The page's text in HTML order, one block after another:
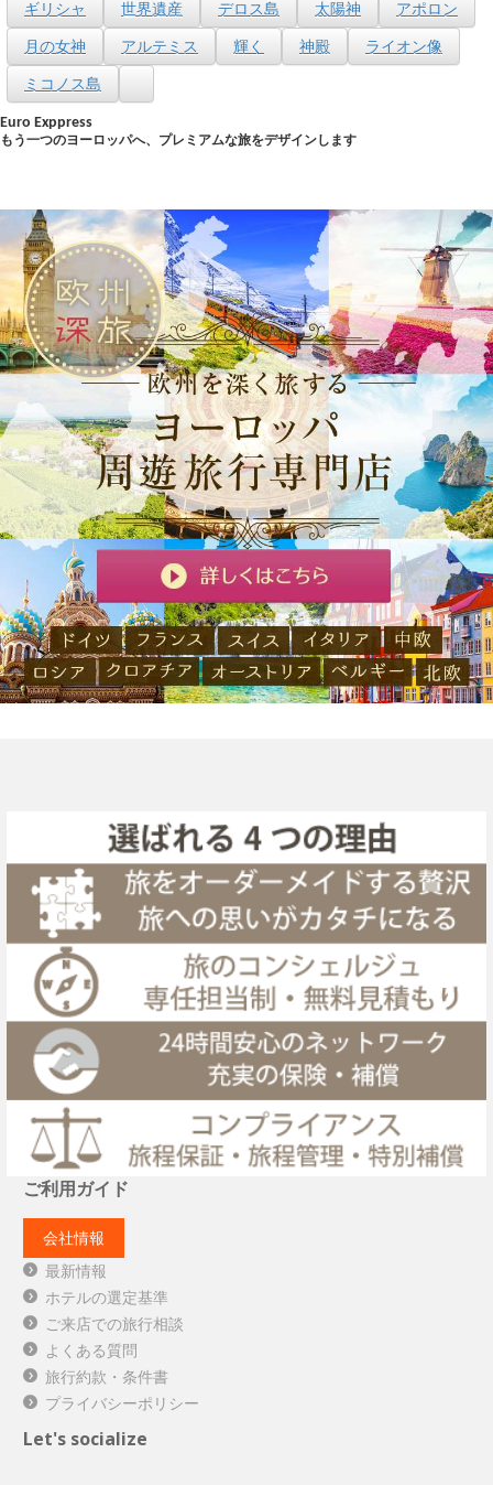
ギリシャ 世界遺産 デロス島 太陽神
アポロン
月の女神
アルテミス 輝く 神殿
ライオン像
ミコノス島
Euro Exppress
もう一つのヨーロッパへ、プレミアムな旅をデザインします
ご利用ガイド
会社情報
最新情報
ホテルの選定基準
ご来店での旅行相談
よくある質問
旅行約款・条件書
プライバシーポリシー
Let's socialize